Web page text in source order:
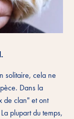
solitaire, cela ne
Dans la
de clan" et ont
plupart du temps,